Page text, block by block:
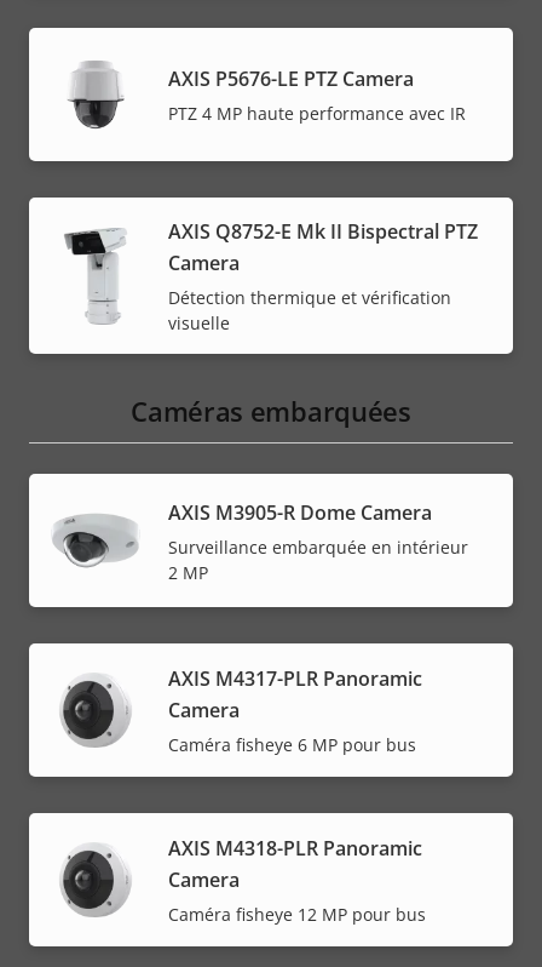
AXIS P5676-LE PTZ Camera
PTZ 4 MP haute performance avec IR
AXIS Q8752-E Mk II Bispectral PTZ
Camera
Détection thermique et vérification
visuelle
Caméras embarquées
AXIS M3905-R Dome Camera
Surveillance embarquée en intérieur
2 MP
AXIS M4317-PLR Panoramic
Camera
Caméra fisheye 6 MP pour bus
AXIS M4318-PLR Panoramic
Camera
Caméra fisheye 12 MP pour bus